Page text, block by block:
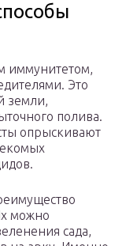
иммунитетом,
Это
земли,
полива.
опрыскивают
можно
сада,